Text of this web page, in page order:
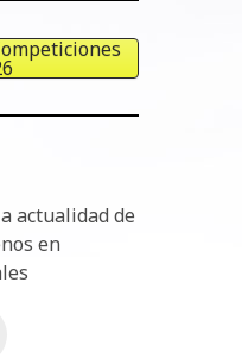
actualidad de
en